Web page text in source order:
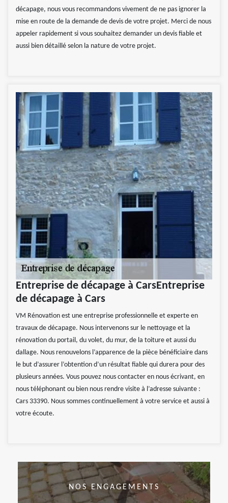
décapage, nous vous recommandons vivement de ne pas ignorer la
mise en route de la demande de devis de votre projet. Merci de nous
appeler rapidement si vous souhaitez demander un devis fiable et
aussi bien détaillé selon la nature de votre projet.
Entreprise de décapage à CarsEntreprise
de décapage à Cars
VM Rénovation est une entreprise professionnelle et experte en
travaux de décapage. Nous intervenons sur le nettoyage et la
rénovation du portail, du volet, du mur, de la toiture et aussi du
dallage. Nous renouvelons l’apparence de la pièce bénéficiaire dans
le but d’assurer l’obtention d’un résultat fiable qui durera pour des
plusieurs années. Vous pouvez nous contacter en nous écrivant, en
nous téléphonant ou bien nous rendre visite à l’adresse suivante :
Cars 33390. Nous sommes continuellement à votre service et aussi à
votre écoute.
NOS ENGAGEMENTS